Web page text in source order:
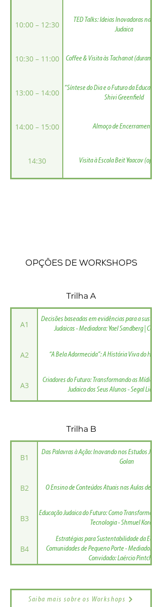
10:00 – 12:30
TED Talks: Ideias Inovadoras na
Judaica
10:30 – 11:00 Coffee & Visita às Tachanot (durante
13:00 – 14:00
“Síntese do Dia e o Futuro da Educação
Shivi Greenfield
14:00 – 15:00 Almoço de Encerramento
14:30 Visita à Escola Beit Yaacov
Opções de workshops
Trilha A
A1
Decisões baseadas em evidências para a
Judaicas - Mediadora: Yael Sandberg |
A2 “A Bela Adormecida”: A História Viva do
A3
Criadores do Futuro: Transformando as Mídias
Judaico dos Seus Alunos - Segal Lior e
Trilha B
B1
Das Palavras à Ação: Inovando nos Estudos
Golan
B2 O Ensino de Conteúdos Atuais nas Aulas de
B3
Educação Judaica do Futuro: Como Transformar o
Tecnologia - Shmuel Korenblit
B4
Estratégias para Sustentabilidade da
Comunidades de Pequeno Porte - Mediadora:
Convidado: Laércio Pintchovski
Saiba mais sobre os Workshops